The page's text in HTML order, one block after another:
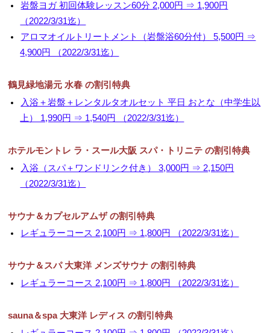
岩盤ヨガ 初回体験レッスン60分 2,000円 ⇒ 1,900円
（2022/3/31迄）
アロマオイルトリートメント（岩盤浴60分付） 5,500円 ⇒
4,900円 （2022/3/31迄）
鶴見緑地湯元 水春 の割引特典
入浴＋岩盤＋レンタルタオルセット 平日 おとな（中学生以
上） 1,990円 ⇒ 1,540円 （2022/3/31迄）
ホテルモントレ ラ・スール大阪 スパ・トリニテ の割引特典
入浴（スパ＋ワンドリンク付き） 3,000円 ⇒ 2,150円
（2022/3/31迄）
サウナ＆カプセルアムザ の割引特典
レギュラーコース 2,100円 ⇒ 1,800円 （2022/3/31迄）
サウナ＆スパ 大東洋 メンズサウナ の割引特典
レギュラーコース 2,100円 ⇒ 1,800円 （2022/3/31迄）
sauna＆spa 大東洋 レディス の割引特典